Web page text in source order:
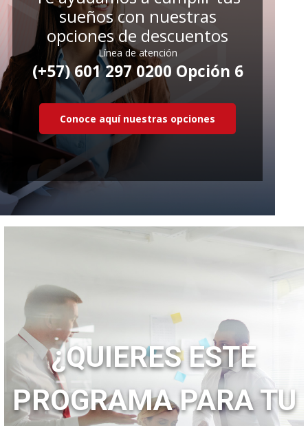
sueños con nuestras
opciones de descuentos
Línea de atención
(+57) 601 297 0200 Opción 6
Conoce aquí nuestras opciones
¿QUIERES ESTE
PROGRAMA PARA TU